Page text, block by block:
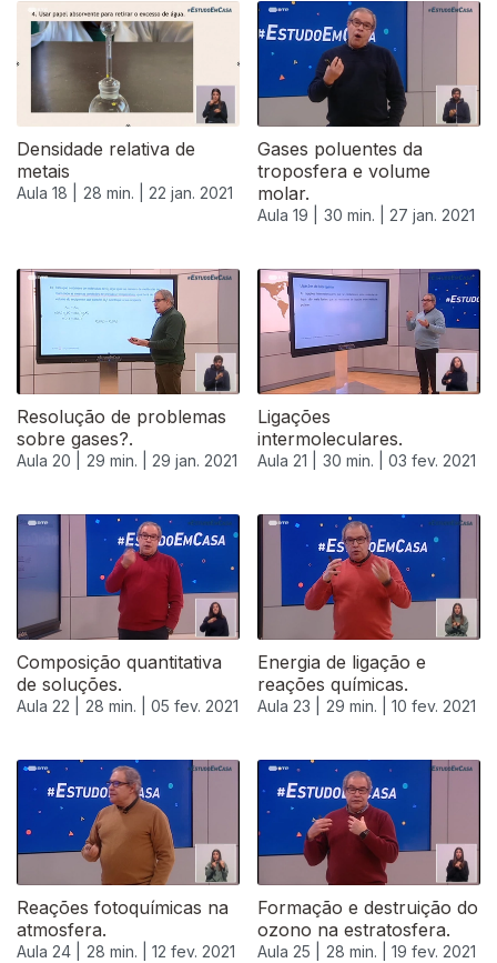
Densidade relativa de
metais
Aula 18 | 28 min. | 22 jan. 2021
Gases poluentes da
troposfera e volume
molar.
Aula 19 | 30 min. | 27 jan. 2021
Resolução de problemas
sobre gases?.
Aula 20 | 29 min. | 29 jan. 2021
Ligações
intermoleculares.
Aula 21 | 30 min. | 03 fev. 2021
Composição quantitativa
de soluções.
Aula 22 | 28 min. | 05 fev. 2021
Energia de ligação e
reações químicas.
Aula 23 | 29 min. | 10 fev. 2021
523095
Reações fotoquímicas na
atmosfera.
Aula 24 | 28 min. | 12 fev. 2021
Formação e destruição do
ozono na estratosfera.
Aula 25 | 28 min. | 19 fev. 2021